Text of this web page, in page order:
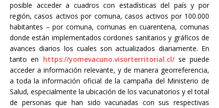
posible acceder a cuadros con estadísticas del país y por
región, casos activos por comuna, casos activos por 100.000
habitantes – por comuna, comunas en cuarentena, comunas
donde están implementados cordones sanitarios y gráficos de
avances diarios los cuales son actualizados diariamente. En
tanto en https://yomevacuno.visorterritorial.cl/se puede
acceder a información relevante, y de manera georreferencia,
a toda la información oficial de la campaña del Ministerio de
Salud, especialmente la ubicación de los vacunatorios y el total
de personas que han sido vacunadas con sus respectivas